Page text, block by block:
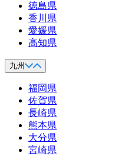
徳島県
香川県
愛媛県
高知県
九州
福岡県
佐賀県
長崎県
熊本県
大分県
宮崎県